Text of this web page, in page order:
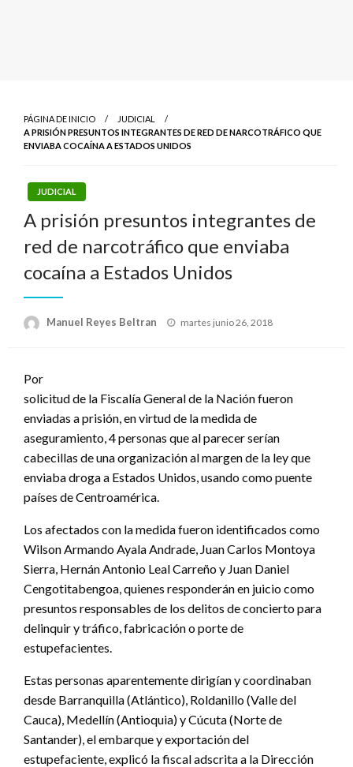
PÁGINA DE INICIO
JUDICIAL
A PRISIÓN PRESUNTOS INTEGRANTES DE RED DE NARCOTRÁFICO QUE
ENVIABA COCAÍNA A ESTADOS UNIDOS
JUDICIAL
A prisión presuntos integrantes de
red de narcotráfico que enviaba
cocaína a Estados Unidos
Manuel Reyes Beltran
Publicado
martes junio 26, 2018
Por
solicitud de la Fiscalía General de la Nación fueron
enviadas a prisión, en virtud de la medida de
aseguramiento, 4 personas que al parecer serían
cabecillas de una organización al margen de la ley que
enviaba droga a Estados Unidos, usando como puente
países de Centroamérica.
Los afectados con la medida fueron identificados como
Wilson Armando Ayala Andrade, Juan Carlos Montoya
Sierra, Hernán Antonio Leal Carreño y Juan Daniel
Cengotitabengoa, quienes responderán en juicio como
presuntos responsables de los delitos de concierto para
delinquir y tráfico, fabricación o porte de
estupefacientes.
Estas personas aparentemente dirigían y coordinaban
desde Barranquilla (Atlántico), Roldanillo (Valle del
Cauca), Medellín (Antioquia) y Cúcuta (Norte de
Santander), el embarque y exportación del
estupefaciente, explicó la fiscal adscrita a la Dirección